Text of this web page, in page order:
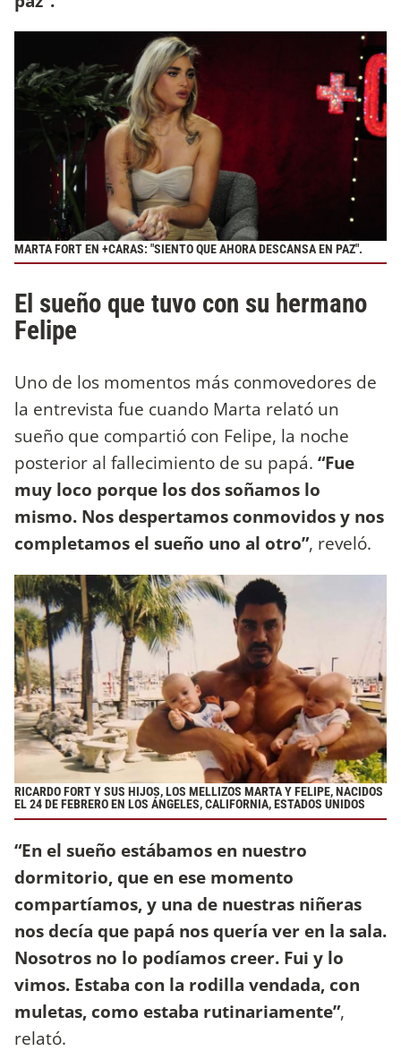
MARTA FORT EN +CARAS: "SIENTO QUE AHORA DESCANSA EN PAZ".
El sueño que tuvo con su hermano
Felipe
Uno de los momentos más conmovedores de
la entrevista fue cuando Marta relató un
sueño que compartió con Felipe, la noche
posterior al fallecimiento de su papá. “Fue
muy loco porque los dos soñamos lo
mismo. Nos despertamos conmovidos y nos
completamos el sueño uno al otro”, reveló.
RICARDO FORT Y SUS HIJOS, LOS MELLIZOS MARTA Y FELIPE, NACIDOS
EL 24 DE FEBRERO EN LOS ÁNGELES, CALIFORNIA, ESTADOS UNIDOS
“En el sueño estábamos en nuestro
dormitorio, que en ese momento
compartíamos, y una de nuestras niñeras
nos decía que papá nos quería ver en la sala.
Nosotros no lo podíamos creer. Fui y lo
vimos. Estaba con la rodilla vendada, con
muletas, como estaba rutinariamente”,
relató.